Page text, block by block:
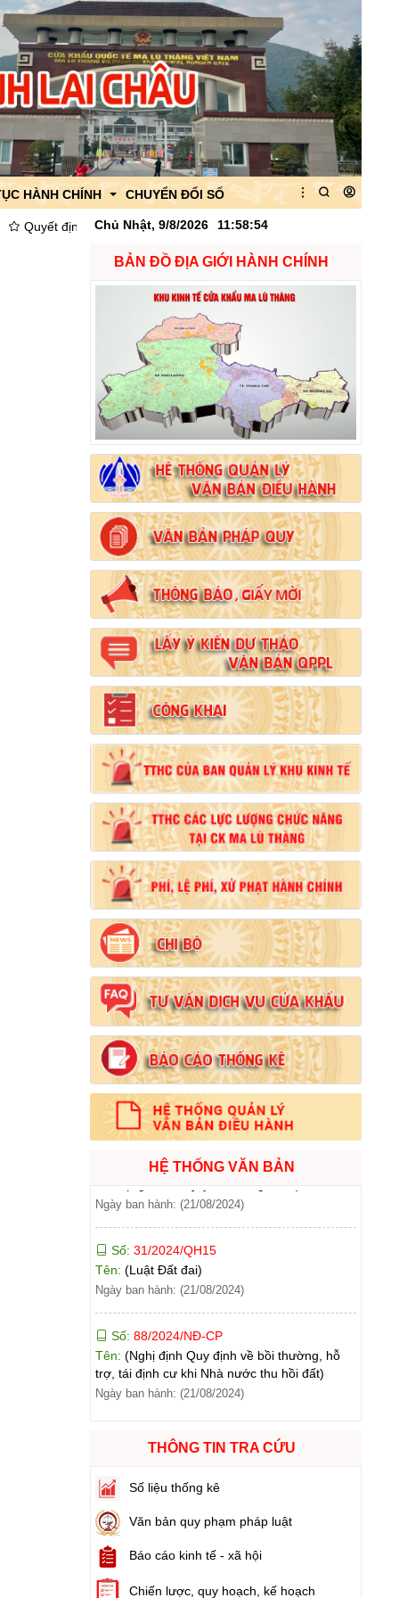
HÀNH CHÍNH CHUYỂN ĐỔI SỐ
định Về việc công bố danh mục thủ tục hành chính được thay thế,
Chủ Nhật, 9/8/2026 11:58:55
BẢN ĐỒ ĐỊA GIỚI HÀNH CHÍNH
HỆ THỐNG VĂN BẢN
Số:102/2024/NĐ-CP
Tên:(Nghị định Quy định chi tiết thi hành một
số điều của Luật Đất đai)
Ngày ban hành: (21/08/2024)
Số:103/2024/NĐ-CP
Tên:(Nghị định Quy định về tiền sử dụng đất,
tiền thuê đất)
Ngày ban hành: (21/08/2024)
Số:1731/KH-UBND
Tên:(Kế hoạch triển khai thi hành Luật Đất
đai năm 2024)
Ngày ban hành: (21/08/2024)
Số:
71/2024/NĐ-CP
Tên:(Nghị định Quy định về giá đất)
Ngày ban hành: (21/08/2024)
Số:31/2024/QH15
Tên:(Luật Đất đai)
Ngày ban hành: (21/08/2024)
Số:88/2024/NĐ-CP
Tên:(Nghị định Quy định về bồi thường, hỗ
trợ, tái định cư khi Nhà nước thu hồi đất)
Số:102/2024/NĐ-CP
Ngày ban hành: (21/08/2024)
Số:103/2024/NĐ-CP
Tên:
(Nghị định Quy định về tiền sử dụng đất,
tiền thuê đất)
Ngày ban hành: (21/08/2024)
THÔNG TIN TRA CỨU
Số liệu thống kê
Văn bản quy phạm pháp luật
Báo cáo kinh tế - xã hội
Chiến lược, quy hoạch, kế hoạch